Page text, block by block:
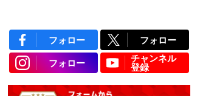
フォロー フォロー
フォロー
チャンネル
登録